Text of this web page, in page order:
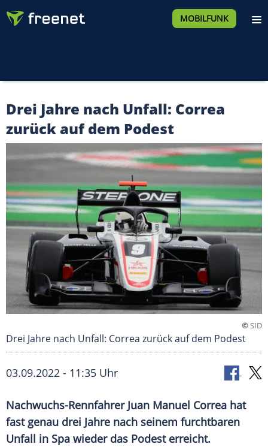
MOBILFUNK
Drei Jahre nach Unfall: Correa
zurück auf dem Podest
©SID
Drei Jahre nach Unfall: Correa zurück auf dem Podest
03.09.2022 - 11:35 Uhr
Nachwuchs-Rennfahrer Juan Manuel Correa hat
fast genau drei Jahre nach seinem furchtbaren
Unfall in Spa wieder das Podest erreicht.